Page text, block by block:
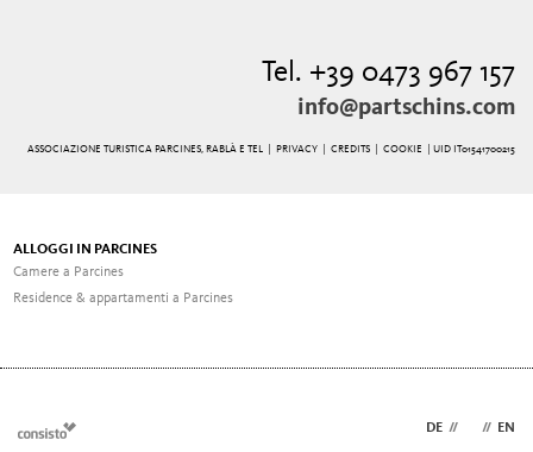
Tel. +39 0473 967 157
info@partschins.com
ASSOCIAZIONE TURISTICA PARCINES, RABLÀ E TEL | PRIVACY| CREDITS| COOKIE | UID IT01541700215
ALLOGGI IN PARCINES
Camere a Parcines
Residence & appartamenti a Parcines
DE // // EN